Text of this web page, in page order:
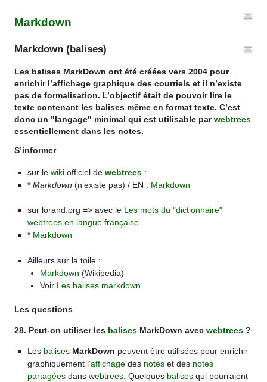
Markdown
Markdown (balises)
Les balises MarkDown ont été créées vers 2004 pour
enrichir l’affichage graphique des courriels et il n’existe
pas de formalisation. L’objectif était de pouvoir lire le
texte contenant les balises même en format texte. C’est
donc un "langage" minimal qui est utilisable parwebtrees
essentiellement dans les notes.
S’informer
sur le wikiofficiel de webtrees:
* Markdown (n’existe pas) / EN : Markdown
sur lorand.org => avec le Les mots du "dictionnaire"
webtrees en langue française
* Markdown
Ailleurs sur la toile :
Markdown (Wikipedia)
Voir Les balises markdown
Les questions
28. Peut-on utiliser les balises MarkDown avecwebtrees ?
Les balises MarkDown peuvent être utilisées pour enrichir
graphiquement l’affichagedes noteset des notes
partagéesdans webtrees. Quelques balisesqui pourraient